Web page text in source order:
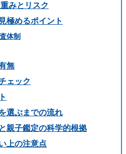
みとリスク
極めるポイント
体制
無
ェック
選ぶまでの流れ
親子鑑定の科学的根拠
上の注意点